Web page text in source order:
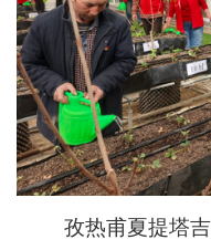
孜热甫夏提塔